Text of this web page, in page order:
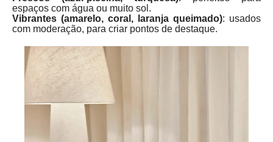
espaços com água ou muito sol.
Vibrantes (amarelo, coral, laranja queimado): usados
com moderação, para criar pontos de destaque.